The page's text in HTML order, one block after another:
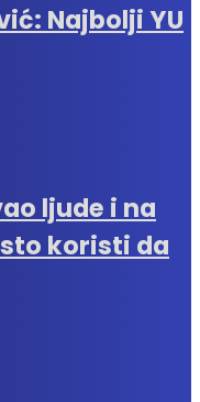
Najbolji YU
ljude i na
koristi da